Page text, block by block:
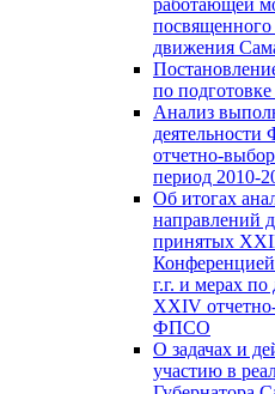
движения
по
Анализ
отчетно-
период 2010-
Об итогах
направлений
принятых
г.г. и мерах
XXIV
ФПСО
О задачах и
участию в